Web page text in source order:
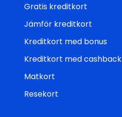
Gratis kreditkort
Jämför kreditkort
Kreditkort med bonus
Kreditkort med cashback
Matkort
Resekort